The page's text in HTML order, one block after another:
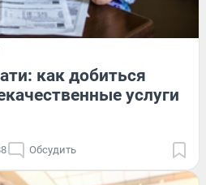
как добиться
услуги
Обсудить